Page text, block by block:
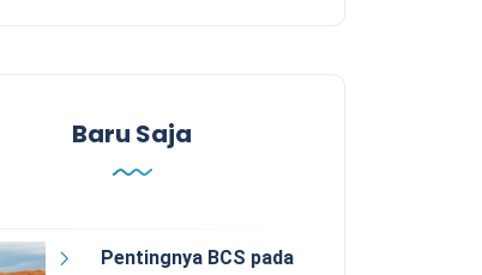
Baru Saja
Pentingnya BCS pada